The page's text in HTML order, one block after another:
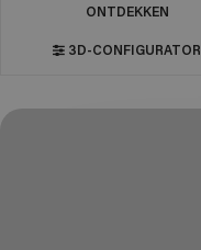
ONTDEKKEN
3D-CONFIGURATOR